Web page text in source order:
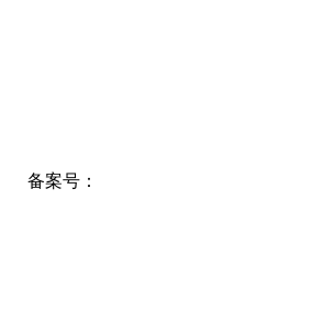
备案号：